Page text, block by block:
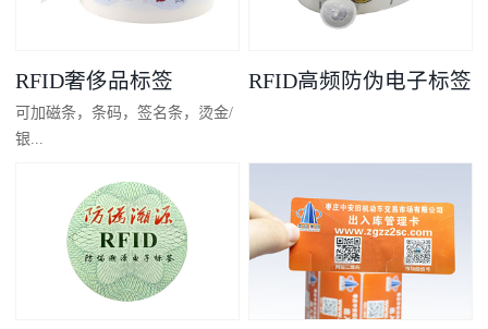
RFID奢侈品标签
可加磁条，条码，签名条，烫金/
银...
凸码，金/银底
RFID高频防伪电子标签